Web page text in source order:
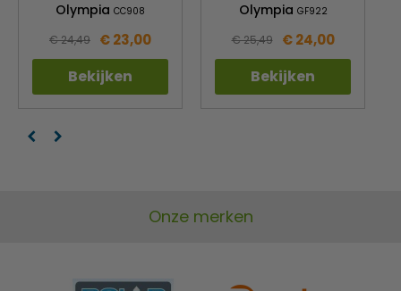
Olympia CC908
€ 24,49 € 23,00
Bekijken
Olympia GF922
€ 25,49 € 24,00
Bekijken
Onze merken